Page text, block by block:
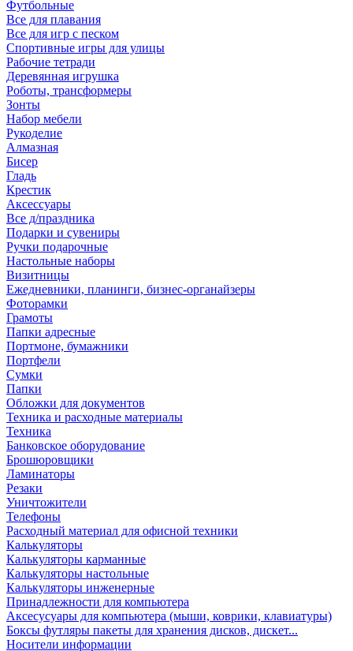
Футбольные
Все для плавания
Все для игр с песком
Спортивные игры для улицы
Рабочие тетради
Деревянная игрушка
Роботы, трансформеры
Зонты
Набор мебели
Рукоделие
Алмазная
Бисер
Гладь
Крестик
Аксессуары
Все д/праздника
Подарки и сувениры
Ручки подарочные
Настольные наборы
Визитницы
Ежедневники, планинги, бизнес-органайзеры
Фоторамки
Грамоты
Папки адресные
Портмоне, бумажники
Портфели
Сумки
Папки
Обложки для документов
Техника и расходные материалы
Техника
Банковское оборудование
Брошюровщики
Ламинаторы
Резаки
Уничтожители
Телефоны
Расходный материал для офисной техники
Калькуляторы
Калькуляторы карманные
Калькуляторы настольные
Калькуляторы инженерные
Принадлежности для компьютера
Аксесусуары для компьютера (мыши, коврики, клавиатуры)
Боксы футляры пакеты для хранения дисков, дискет...
Носители информации